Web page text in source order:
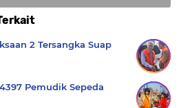
2 Tersangka Suap
Pemudik Sepeda